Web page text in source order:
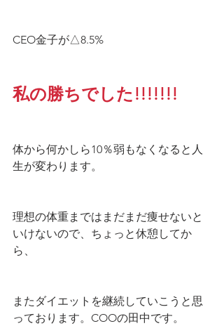
CEO金子が△8.5%
私の勝ちでした!!!!!!!
体から何かしら10％弱もなくなると人
生が変わります。
理想の体重まではまだまだ痩せないと
いけないので、ちょっと休憩してか
ら、
またダイエットを継続していこうと思
っております。COOの田中です。